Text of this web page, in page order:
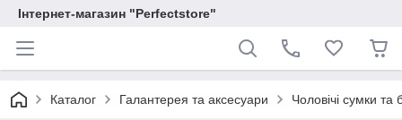
Інтернет-магазин "Perfectstore"
Каталог Галантерея та аксесуари Чоловічі сумки та